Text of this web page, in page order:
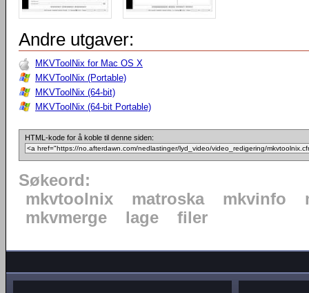
Andre utgaver:
MKVToolNix for Mac OS X
MKVToolNix (Portable)
MKVToolNix (64-bit)
MKVToolNix (64-bit Portable)
HTML-kode for å koble til denne siden:
Søkeord:
mkvtoolnix
matroska mkvinfo
mkvmerge
lage filer